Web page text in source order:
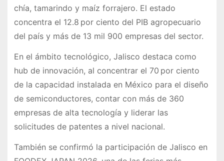
chía, tamarindo y maíz forrajero. El estado
concentra el 12.8 por ciento del PIB agropecuario
del país y más de 13 mil 900 empresas del sector.
En el ámbito tecnológico, Jalisco destaca como
hub de innovación, al concentrar el 70 por ciento
de la capacidad instalada en México para el diseño
de semiconductores, contar con más de 360
empresas de alta tecnología y liderar las
solicitudes de patentes a nivel nacional.
También se confirmó la participación de Jalisco en